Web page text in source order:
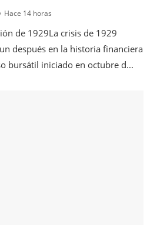
Hace 14 horas
de 1929La crisis de 1929
después en la historia financiera
bursátil iniciado en octubre d...